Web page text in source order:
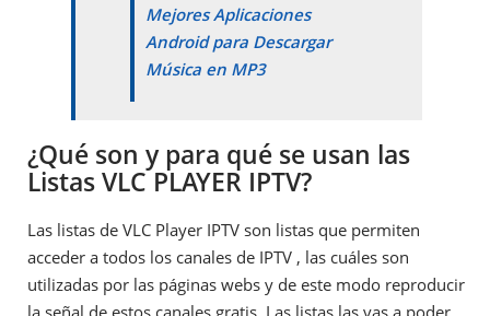
Mejores Aplicaciones
Android para Descargar
Música en MP3
¿Qué son y para qué se usan las
Listas VLC PLAYER IPTV?
Las listas de VLC Player IPTV son listas que permiten
acceder a todos los canales de IPTV , las cuáles son
utilizadas por las páginas webs y de este modo reproducir
la señal de estos canales gratis. Las listas las vas a poder